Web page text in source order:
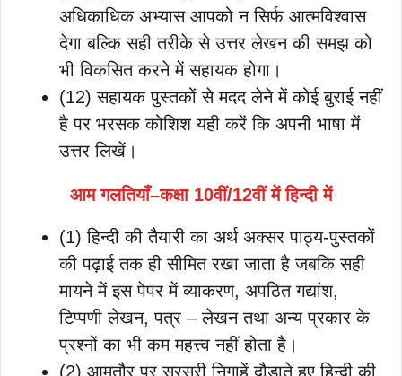
अधिकाधिक अभ्यास आपको न सिर्फ आत्मविश्वास
देगा बल्कि सही तरीके से उत्तर लेखन की समझ को
भी विकसित करने में सहायक होगा।
(12) सहायक पुस्तकों से मदद लेने में कोई बुराई नहीं
है पर भरसक कोशिश यही करें कि अपनी भाषा में
उत्तर लिखें।
आम गलतियाँ–कक्षा 10वीं/12वीं में हिन्दी में
(1) हिन्दी की तैयारी का अर्थ अक्सर पाठ्य-पुस्तकों
की पढ़ाई तक ही सीमित रखा जाता है जबकि सही
मायने में इस पेपर में व्याकरण, अपठित गद्यांश,
टिप्पणी लेखन, पत्र – लेखन तथा अन्य प्रकार के
प्रश्नों का भी कम महत्त्व नहीं होता है।
(2) आमतौर पर सरसरी निगाहें दौड़ाते हुए हिन्दी की